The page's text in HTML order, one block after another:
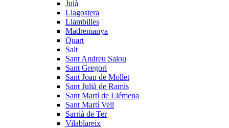
Juià
Llagostera
Llambilles
Madremanya
Quart
Salt
Sant Andreu Salou
Sant Gregori
Sant Joan de Mollet
Sant Julià de Ramis
Sant Martí de Llémena
Sant Martí Vell
Sarrià de Ter
Vilablareix